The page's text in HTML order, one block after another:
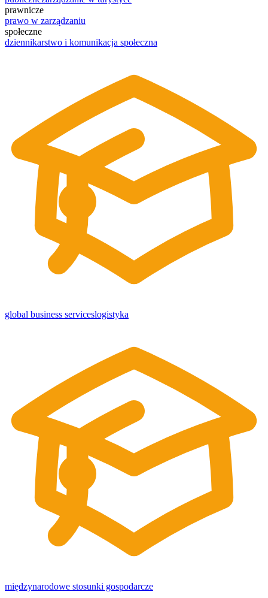
prawnicze
prawo w zarządzaniu
społeczne
dziennikarstwo i komunikacja społeczna
global business serviceslogistyka
międzynarodowe stosunki gospodarcze